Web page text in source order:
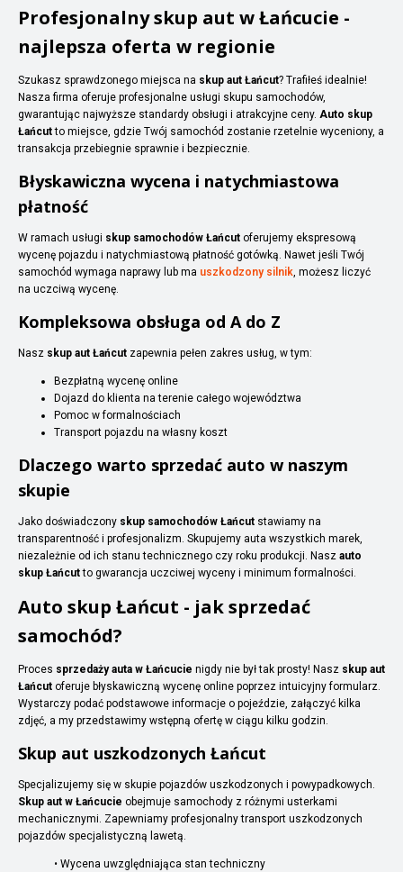
Profesjonalny skup aut w Łańcucie -
najlepsza oferta w regionie
Szukasz sprawdzonego miejsca na skup aut Łańcut? Trafiłeś idealnie!
Nasza firma oferuje profesjonalne usługi skupu samochodów,
gwarantując najwyższe standardy obsługi i atrakcyjne ceny. Auto skup
Łańcutto miejsce, gdzie Twój samochód zostanie rzetelnie wyceniony, a
transakcja przebiegnie sprawnie i bezpiecznie.
Błyskawiczna wycena i natychmiastowa
płatność
W ramach usługi skup samochodów Łańcut oferujemy ekspresową
wycenę pojazdu i natychmiastową płatność gotówką. Nawet jeśli Twój
samochód wymaga naprawy lub ma uszkodzony silnik, możesz liczyć
na uczciwą wycenę.
Kompleksowa obsługa od A do Z
Nasz skup aut Łańcut zapewnia pełen zakres usług, w tym:
Bezpłatną wycenę online
Dojazd do klienta na terenie całego województwa
Pomoc w formalnościach
Transport pojazdu na własny koszt
Dlaczego warto sprzedać auto w naszym
skupie
Jako doświadczony skup samochodów Łańcut stawiamy na
transparentność i profesjonalizm. Skupujemy auta wszystkich marek,
niezależnie od ich stanu technicznego czy roku produkcji. Nasz auto
skup Łańcutto gwarancja uczciwej wyceny i minimum formalności.
Auto skup Łańcut - jak sprzedać
samochód?
Proces sprzedaży auta w Łańcucie nigdy nie był tak prosty! Nasz skup aut
Łańcut oferuje błyskawiczną wycenę online poprzez intuicyjny formularz.
Wystarczy podać podstawowe informacje o pojeździe, załączyć kilka
zdjęć, a my przedstawimy wstępną ofertę w ciągu kilku godzin.
Skup aut uszkodzonych Łańcut
Specjalizujemy się w skupie pojazdów uszkodzonych i powypadkowych.
Skup aut w Łańcucie obejmuje samochody z różnymi usterkami
mechanicznymi. Zapewniamy profesjonalny transport uszkodzonych
pojazdów specjalistyczną lawetą.
• Wycena uwzględniająca stan techniczny